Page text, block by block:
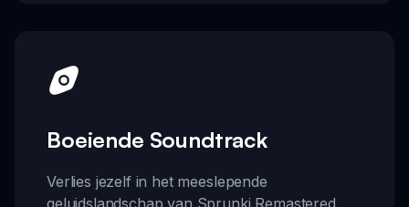
Boeiende Soundtrack
Verlies jezelf in het meeslepende